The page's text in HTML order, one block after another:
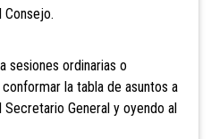
sesiones ordinarias o
la tabla de asuntos a
General y oyendo al